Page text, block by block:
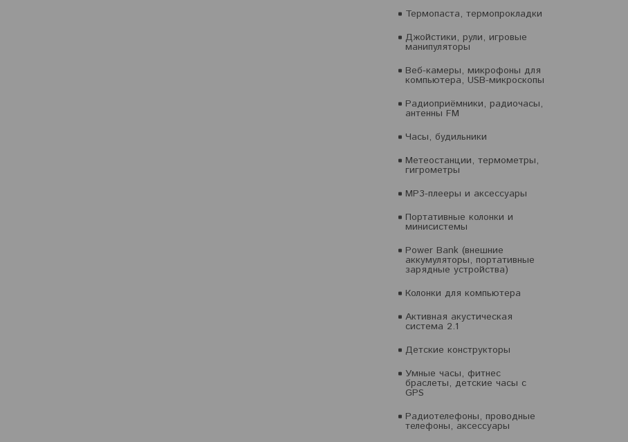
Термопаста, термопрокладки
Джойстики, рули, игровые
манипуляторы
Веб-камеры, микрофоны для
компьютера, USB-микроскопы
Радиоприёмники, радиочасы,
антенны FM
Часы, будильники
Метеостанции, термометры,
гигрометры
MP3-плееры и аксессуары
Портативные колонки и
минисистемы
Power Bank (внешние
аккумуляторы, портативные
зарядные устройства)
Колонки для компьютера
Активная акустическая
система 2.1
Детские конструкторы
Умные часы, фитнес
браслеты, детские часы с
GPS
Радиотелефоны, проводные
телефоны, аксессуары